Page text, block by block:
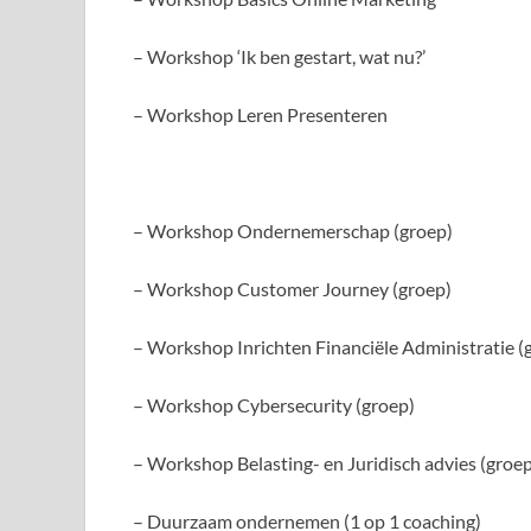
– Workshop ‘Ik ben gestart, wat nu?’
– Workshop Leren Presenteren
– Workshop Ondernemerschap (groep)
– Workshop Customer Journey (groep)
– Workshop Inrichten Financiële Administratie
– Workshop Cybersecurity (groep)
– Workshop Belasting- en Juridisch advies
– Duurzaam ondernemen (1 op 1 coaching)